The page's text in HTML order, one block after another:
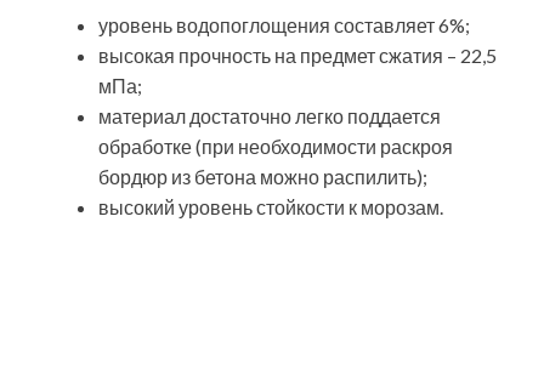
уровень водопоглощения составляет 6%;
высокая прочность на предмет сжатия – 22,5
мПа;
материал достаточно легко поддается
обработке (при необходимости раскроя
бордюр из бетона можно распилить);
высокий уровень стойкости к морозам.